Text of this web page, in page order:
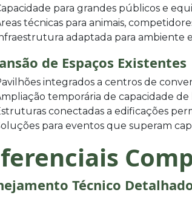
para grandes públicos e
técnicas para animais,
adaptada para ambiente
de Espaços Existentes
integrados a centros de
temporária de capacidade de
conectadas a edificações
para eventos que superam
Técnico